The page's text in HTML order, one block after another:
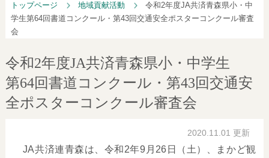
トップページ 地域貢献活動
令和2年度JA共済青森県小・中
学生第64回書道コンクール・第43回交通安全ポスターコンクール審査
会
令和2年度JA共済青森県小・中学生
第64回書道コンクール・第43回交通安
全ポスターコンクール審査会
2020.11.01 更新
JA共済連青森は、令和2年9月26日（土）、まかど観